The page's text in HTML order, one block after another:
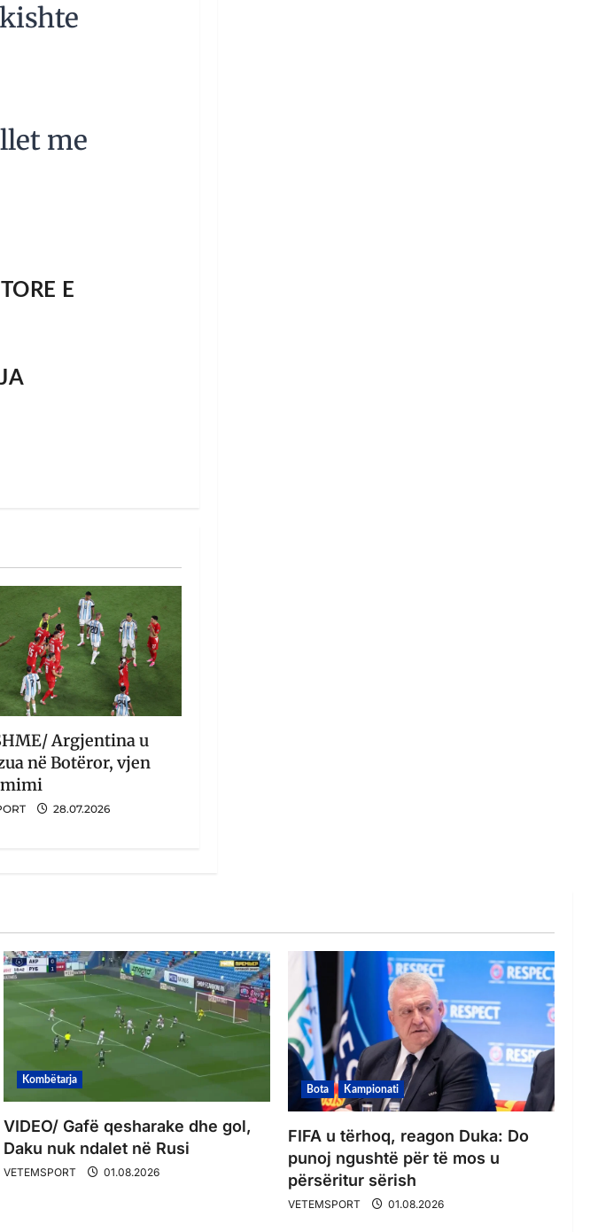
me
E
Argjentina u
në Botëror, vjen
28.07.2026
Kombëtarja
VIDEO/ Gafë qesharake dhe gol,
Daku nuk ndalet në Rusi
VETEMSPORT 01.08.2026
Bota Kampionati
FIFA u tërhoq, reagon Duka: Do
punoj ngushtë për të mos u
përsëritur sërish
VETEMSPORT 01.08.2026